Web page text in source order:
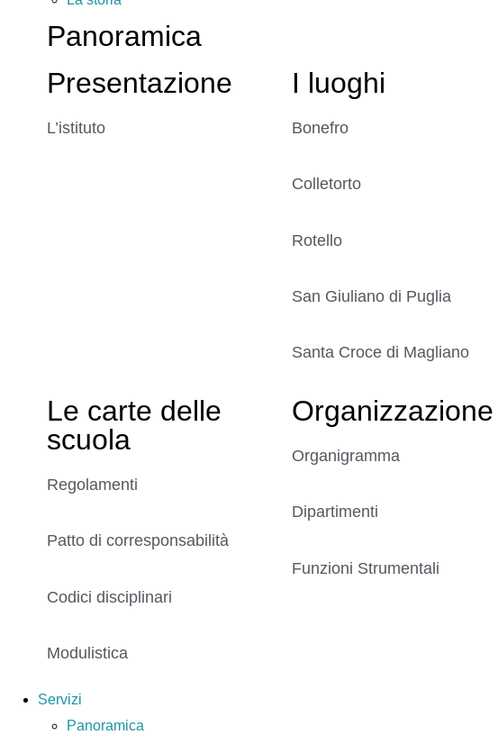
Panoramica
Presentazione
L’istituto
I luoghi
Bonefro
Colletorto
Rotello
San Giuliano di Puglia
Santa Croce di Magliano
Le carte delle
scuola
Regolamenti
Patto di corresponsabilità
Codici disciplinari
Modulistica
Organizzazione
Organigramma
Dipartimenti
Funzioni Strumentali
Servizi
Panoramica